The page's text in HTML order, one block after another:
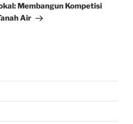
Membangun Kompetisi
Air